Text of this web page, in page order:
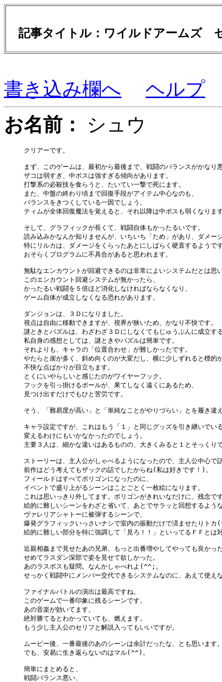
記事タイトル：ワイルドアームズ
書き込み欄へ
ヘルプ
お名前：
シュウ
クリアーです。
まず、このゲームは、最初から最後まで、戦闘のバランスがかなり
ザコは弱すぎ、中ボスは強すぎる傾向があります。
打撃系の必殺技を食らうと、たいてい一撃で死にます。
また、中盤の終わり頃まで回復手段がアイテム中心なのも、
バランスをきつくしている一因でしょう。
ティムが全体回復魔法を覚えると、それ以降は中ボスも弱くなりま
そして、グラフィックが長くて、戦闘自体もかったるいです。
読み込みかなんか知りませんが、いちいち「ため」があり、ダメー
特にリルカは、ダメージをくらったあとにしばらく硬直するようで
おそらくプログラムに不具合があると思われます。
無駄なエンカウントが回避できるのは非常によいシステムだとは思
このエンカウント回避システムが無かったら、
かったるい戦闘を５倍ほど消化しなければならなくなり、
ゲーム自体が成立しなくなる恐れがあります。
ダンジョンは、３Ｄになりました。
視点は自由に移動できますが、視界が狭いため、かなり不快です。
謎ときとパズルは、わざわざ３Ｄにしなくてもじゅうぶんに成立す
私自身の感想としては、謎ときやパズルは簡単です。
それよりも、キャラの「位置合わせ」が難しかったです。
やたらと崖が多く、斜め向くのが大変だし、横に少しずれると標的
不快な点ばかりが目立ちます。
とくにいやらしいと感じたのがワイヤーフック。
フックを引っ掛けるポールが、果てしなく遠くにあるため、
見つけ出すだけでもひと苦労です。
そう、「難易度が高い」と「単純なことがやりづらい」とを履き違
キャラ設定ですが、これはもう「１」と同じグッズを引き継いでい
変えるわけにもいかなかったのでしょう。
主要３人は、細かな違いはあるものの、大きくみると１とそっくり
ストーリーは、主人公がしゃべるようになったので、主人公中心で
前作はどう考えてもザックの話でしたからね(私は好きです！)。
フィールドはすべてポリゴンになったのに、
イベントで盛り上がるシーンはことごとく一枚絵になります。
これは思いっきり外してます。ポリゴンがきれいなだけに、残念で
絵的に難しいシーンをわざと省いて、あとでサラッと回想するよう
ヴァレリアシャトーに被弾するシーンで、
爆発グラフィックいっさいナシで室内の振動だけで済ませたりト
絵的に難しい部分を特に強調して「見ろ！！」といってるＦＦと
近親相姦まで見せたあの兄弟、もっと出番増やしてやっても良かっ
せめてラスダン深部で姿を見せて欲しかった。
あのラスボスも疑問。なんかしゃべれよ(^^;。
せっかく戦闘中にメンバー交代できるシステムなのに、あえて使え
ファイナルバトルの演出は最高ですね。
このゲームで一番印象に残るシーンです。
あの音楽が効いてます。
絶対勝てるとわかっていても、燃えます。
もう少し主人公のセリフと解説入ってもいいですが。
ムービー後、一番最後のあのシーンは余計だったな、とも思います
でも、安易に生き返らないのはマル(^^)。
簡単にまとめると、
戦闘バランス悪い、